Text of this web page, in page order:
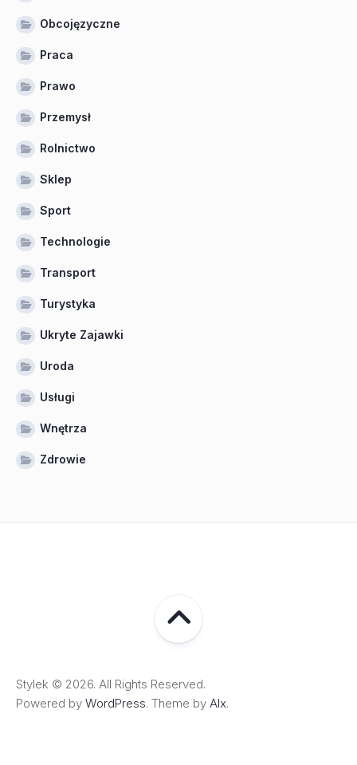
Obcojęzyczne
Praca
Prawo
Przemysł
Rolnictwo
Sklep
Sport
Technologie
Transport
Turystyka
Ukryte Zajawki
Uroda
Usługi
Wnętrza
Zdrowie
Stylek © 2026. All Rights Reserved.
Powered by WordPress. Theme by Alx.